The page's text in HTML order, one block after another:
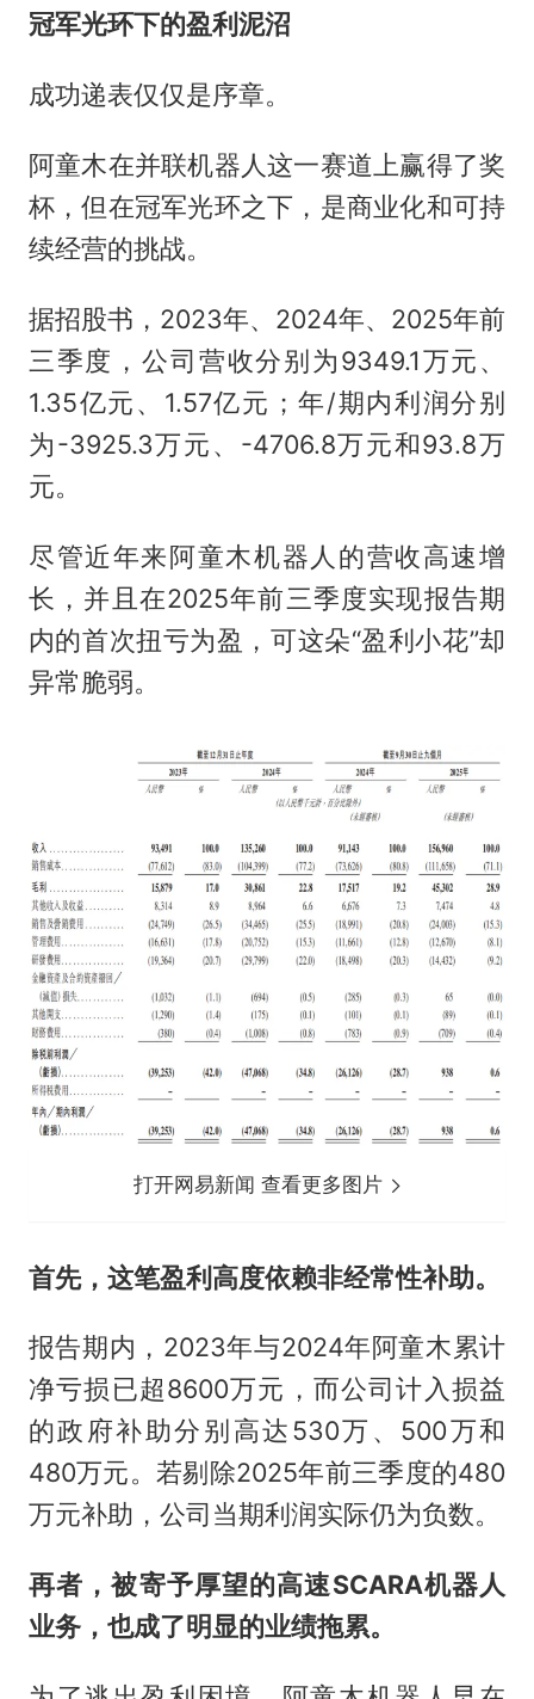
冠军光环下的盈利泥沼
成功递表仅仅是序章。
阿童木在并联机器人这一赛道上赢得了奖
杯，但在冠军光环之下，是商业化和可持
续经营的挑战。
据招股书，2023年、2024年、2025年前
三季度，公司营收分别为9349.1万元、
1.35亿元、1.57亿元；年/期内利润分别
为-3925.3万元、-4706.8万元和93.8万
元。
尽管近年来阿童木机器人的营收高速增
长，并且在2025年前三季度实现报告期
内的首次扭亏为盈，可这朵“盈利小花”却
异常脆弱。
打开网易新闻 查看更多图片
首先，这笔盈利高度依赖非经常性补助。
报告期内，2023年与2024年阿童木累计
净亏损已超8600万元，而公司计入损益
的政府补助分别高达530万、500万和
480万元。若剔除2025年前三季度的480
万元补助，公司当期利润实际仍为负数。
再者，被寄予厚望的高速SCARA机器人
业务，也成了明显的业绩拖累。